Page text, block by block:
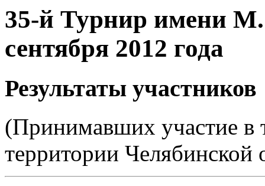
35-й Турнир имени
сентября 2012 года
Результаты участников
(Принимавших участие в
территории Челябинской